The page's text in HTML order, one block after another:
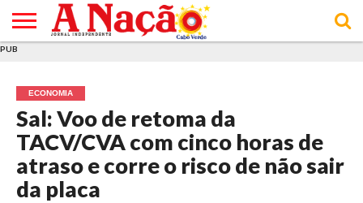
E DE
COOKIES
DE
UTILIZAÇÃO
PUB
ECONOMIA
Sal: Voo de retoma da
TACV/CVA com cinco horas de
atraso e corre o risco de não sair
da placa